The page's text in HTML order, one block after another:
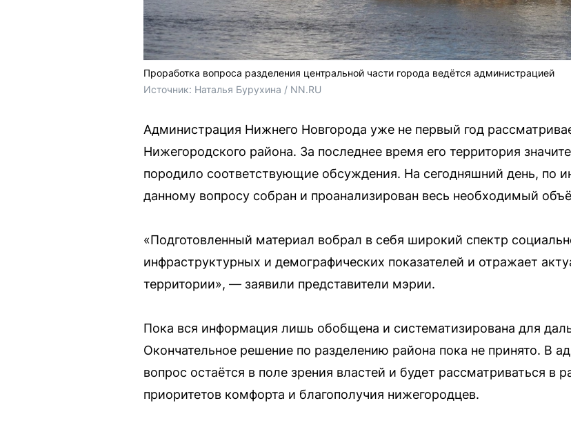
Проработка вопроса разделения центральной части города ведётся администрацией
Источник: Наталья Бурухина / NN.RU
Администрация Нижнего Новгорода уже не первый год
Нижегородского района. За последнее время его территория
породило соответствующие обсуждения. На сегодняшний день, по
данному вопросу собран и проанализирован весь необходимый
«Подготовленный материал вобрал в себя широкий спектр
инфраструктурных и демографических показателей и отражает
территории», — заявили представители мэрии.
Пока вся информация лишь обобщена и систематизирована для
Окончательное решение по разделению района пока не принято. В
вопрос остаётся в поле зрения властей и будет рассматриваться в
приоритетов комфорта и благополучия нижегородцев.